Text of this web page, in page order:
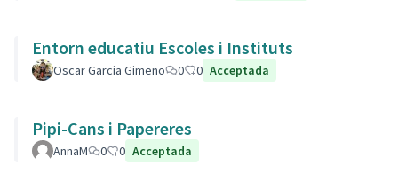
Entorn educatiu Escoles i Instituts
Oscar Garcia Gimeno 0 0 Acceptada
Pipi-Cans i Papereres
AnnaM 0 0 Acceptada